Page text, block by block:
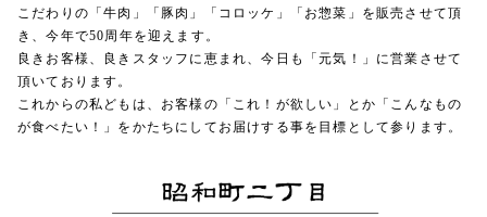
こだわりの「牛肉」「豚肉」「コロッケ」「お惣菜」を販売させて頂
き、今年で50周年を迎えます。
良きお客様、良きスタッフに恵まれ、今日も「元気！」に営業させて
頂いております。
これからの私どもは、お客様の「これ！が欲しい」とか「こんなもの
が食べたい！」をかたちにしてお届けする事を目標として参ります。